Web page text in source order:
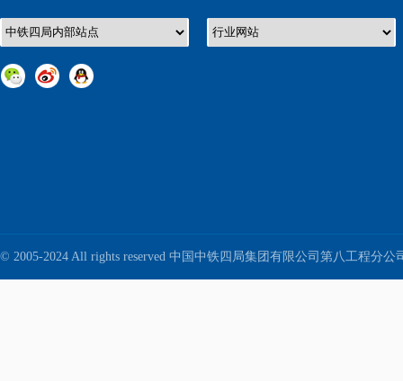
© 2005-2024 All rights reserved 中国中铁四局集团有限公司第八工程分